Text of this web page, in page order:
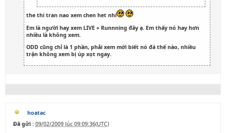
the thi tran nao xem chen het nhi
Em là người hay xem LIVE + Runnning đây ạ. Em thấy nó hay hơn
nhiều là không xem.
ODD cũng chỉ là 1 phần, phải xem mới biết nó đá thế nào, nhiều
trận không xem bị úp xọt ngay.
hoatac
Đã gửi : 09/02/2009 lúc 09:09:36(UTC)